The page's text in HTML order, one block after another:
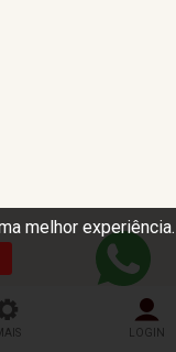
melhor experiência.
MAIS LOGIN